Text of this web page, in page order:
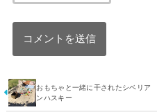
おもちゃと一緒に干されたシベリア
ンハスキー